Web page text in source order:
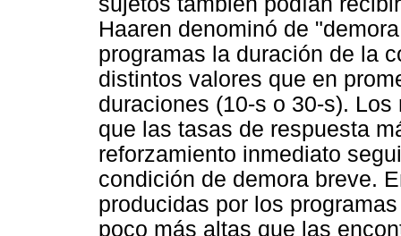
Haaren denominó de
programas la duración de la
distintos valores que en
duraciones (10-s o 30-s).
que las tasas de respuesta
reforzamiento inmediato
condición de demora breve.
producidas por los
poco más altas que las